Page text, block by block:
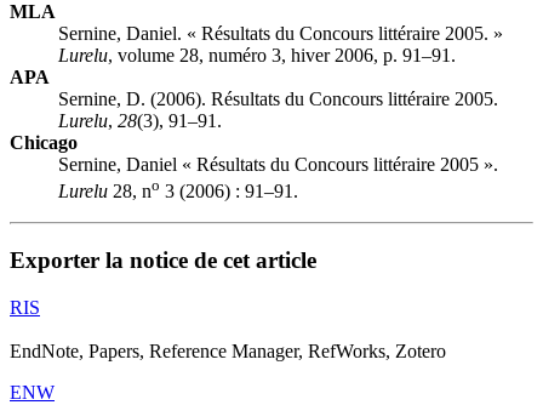
MLA
Sernine, Daniel. « Résultats du Concours littéraire 2005. »
Lurelu, volume 28, numéro 3, hiver 2006, p. 91–91.
APA
Sernine, D. (2006). Résultats du Concours littéraire 2005.
Lurelu, 28(3), 91–91.
Chicago
Sernine, Daniel « Résultats du Concours littéraire 2005 ».
Lurelu 28, no 3 (2006) : 91–91.
Exporter la notice de cet article
RIS
EndNote, Papers, Reference Manager, RefWorks, Zotero
ENW